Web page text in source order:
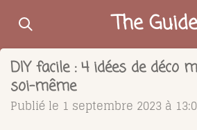
Passer
contenu
principal
The Guide
DIY facile : 4 idées de déco
soi-même
Publié le 1 septembre 2023 à